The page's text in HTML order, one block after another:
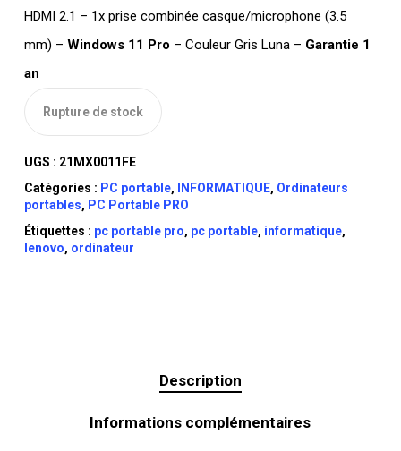
HDMI 2.1 – 1x prise combinée casque/microphone (3.5
mm) – Windows 11 Pro – Couleur Gris Luna – Garantie 1
an
Rupture de stock
UGS : 21MX0011FE
Catégories : PC portable, INFORMATIQUE, Ordinateurs
portables, PC Portable PRO
Étiquettes : pc portable pro, pc portable, informatique,
lenovo, ordinateur
Description
Informations complémentaires